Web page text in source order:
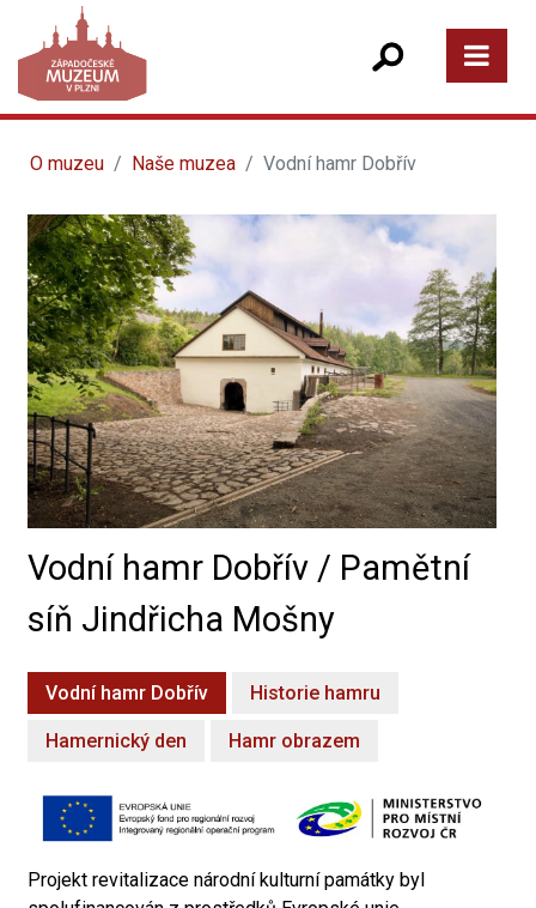
O muzeu Naše muzea Vodní hamr Dobřív
Vodní hamr Dobřív / Pamětní
síň Jindřicha Mošny
Vodní hamr Dobřív Historie hamru
Hamernický den Hamr obrazem
Projekt revitalizace národní kulturní památky byl